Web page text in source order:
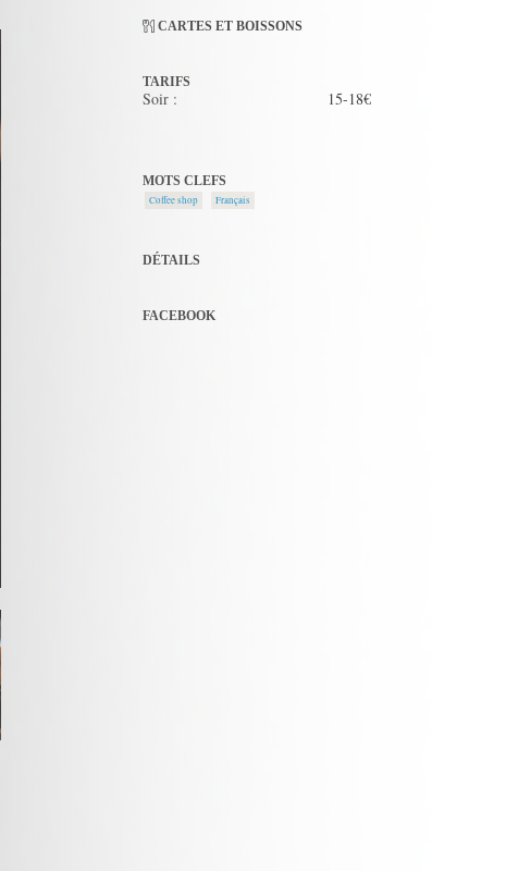
CARTES ET BOISSONS
TARIFS
Soir : 15-18€
MOTS CLEFS
Coffee shop Français
DÉTAILS
FACEBOOK